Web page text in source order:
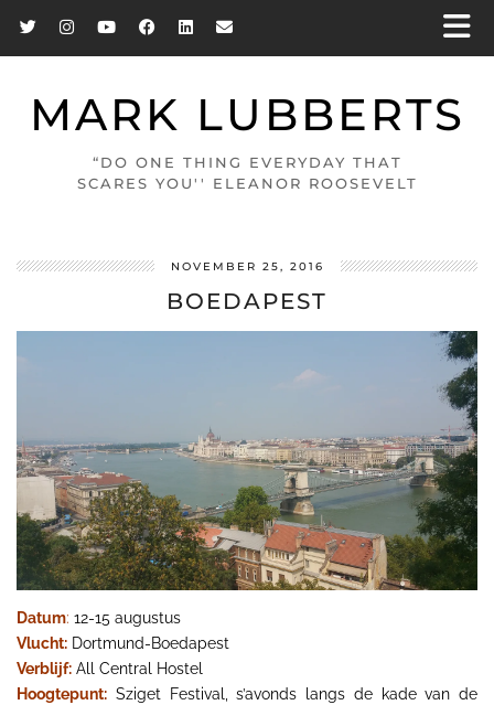
MARK LUBBERTS
“DO ONE THING EVERYDAY THAT
SCARES YOU'' ELEANOR ROOSEVELT
NOVEMBER 25, 2016
BOEDAPEST
Datum: 12-15 augustus
Vlucht: Dortmund-Boedapest
Verblijf: All Central Hostel
Hoogtepunt: Sziget Festival, s’avonds langs de kade van de